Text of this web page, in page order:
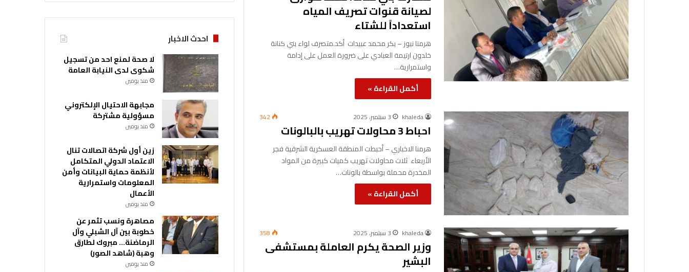
لصيانة قنوات تصريف المياه
استعداداً للشتاء
هرمنا نيوز – بكر محمد عبيدات ‎ ‎أكد.متصرف لواء بني كنانة
خلدون ارتيمة العبادي على ضرورة العمل على إدامة
واستمرارية…
أكمل القراءة »
khaleda 3 سبتمبر، 2025 342
احباط 3 محاولات تهريب بالبالونات
هرمنا الاخباري – أحبطت المنطقة العسكرية الشرقية فجر
الأربعاء ثلات محاولات تهريب كميات كبيرة من المواد
المخدرة محملة بواسطة بالونات…
أكمل القراءة »
khaleda 3 سبتمبر، 2025 358
وزير الصحة يكرم العاملة بمستشفى
البشير
احدث الاخبار
لا صحة لمنع احد من تسجيل
شكوى لدى النيابة العامة
منذ يومين
مجابهة الاحتيال الإلكتروني
مسؤولية مشتركة
منذ يومين
زين أول شركة اتصالات تنال
الاعتماد الدولي المتكامل
لأنظمة حماية البيانات وأمن
المعلومات واستمرارية
الأعمال
منذ يومين
مصاهرة ونسب تثمر عن
خطوبة بين آل الشبلي وآل
الرماضنة… مبروك لطارق
وهبة (شاهد الصور)
منذ يومين